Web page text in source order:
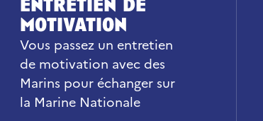
entretien de
motivation
Vous passez un entretien
de motivation avec des
Marins pour échanger sur
la Marine Nationale